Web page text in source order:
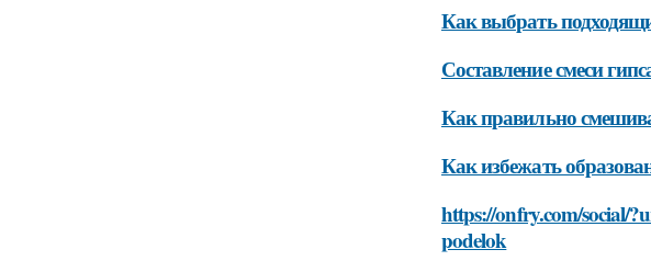
Как выбрать
Составление смеси
Как правильно
Как избежать
https://onfry.com/social/
podelok